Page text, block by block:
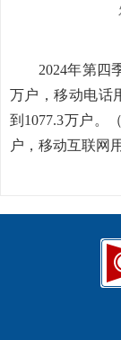
2024年第四
万户，移动电话
到1077.3万户。
户，移动互联网